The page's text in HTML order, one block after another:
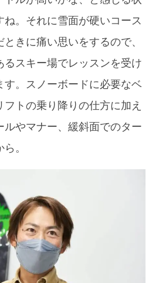
ね。それに雪面が硬いコース
きに痛い思いをするので、
るスキー場でレッスンを受け
す。スノーボードに必要なベ
トの乗り降りの仕方に加え
ルやマナー、緩斜面でのター
。